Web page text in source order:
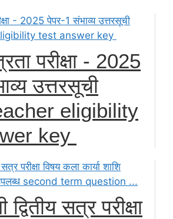
परीक्षा - 2025
उत्तरसूची
eligibility
key
द्वितीय सत्र परीक्षा